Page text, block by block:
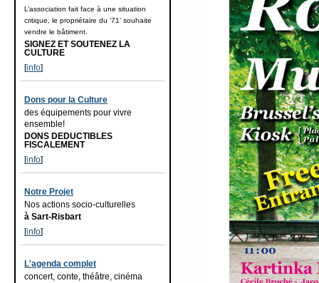
L’association fait face à une situation
critique, le propriétaire du ‘71’ souhaite
vendre le bâtiment.
SIGNEZ ET SOUTENEZ LA
CULTURE
[info]
Dons pour la Culture
des équipements pour vivre
ensemble!
DONS DEDUCTIBLES
FISCALEMENT
[info]
Notre Projet
Nos actions socio-culturelles
à Sart-Risbart
[info]
L'agenda complet
concert, conte, théâtre, cinéma